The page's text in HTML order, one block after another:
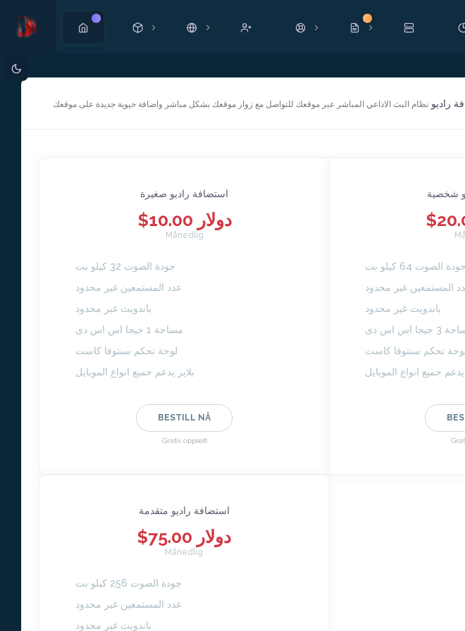
Ny Ny
راديو نظام البث الاذاعي المباشر عبر موقعك للتواصل مع زوار موقعك بشكل مباشر واضافة حيوية جديدة على موقعك
استضافة راديو صغيرة
$10.00 دولار
Månedlig
جودة الصوت 32 كيلو بت
عدد المستمعين غير محدود
باندويث غير محدود
مساحة 1 جيجا اس اس دى
لوحة تحكم سنتوفا كاست
بلاير يدعم جميع انواع الموبايل
BESTILL NÅ
Gratis oppsett
شخصية
جودة الصوت 64 كيلو بت
المستمعين غير محدود
باندويث غير محدود
جيجا اس اس دى
تحكم سنتوفا كاست
يدعم جميع انواع الموبايل
استضافة راديو متقدمة
$75.00 دولار
Månedlig
جودة الصوت 256 كيلو بت
عدد المستمعين غير محدود
باندويث غير محدود